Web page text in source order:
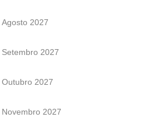
Agosto 2027
Setembro 2027
Outubro 2027
Novembro 2027